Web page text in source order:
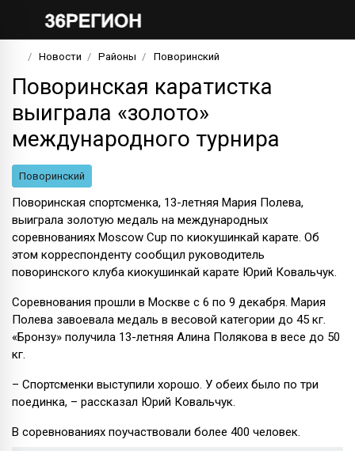
Новости Районы Поворинский
Поворинская каратистка
выиграла «золото»
международного турнира
Поворинский
Поворинская спортсменка, 13-летняя Мария Полева,
выиграла золотую медаль на международных
соревнованиях Moscow Cup по киокушинкай карате. Об
этом корреспонденту сообщил руководитель
поворинского клуба киокушинкай карате Юрий Ковальчук.
Соревнования прошли в Москве с 6 по 9 декабря. Мария
Полева завоевала медаль в весовой категории до 45 кг.
«Бронзу» получила 13-летняя Алина Полякова в весе до 50
кг.
– Спортсменки выступили хорошо. У обеих было по три
поединка, – рассказал Юрий Ковальчук.
В соревнованиях поучаствовали более 400 человек.